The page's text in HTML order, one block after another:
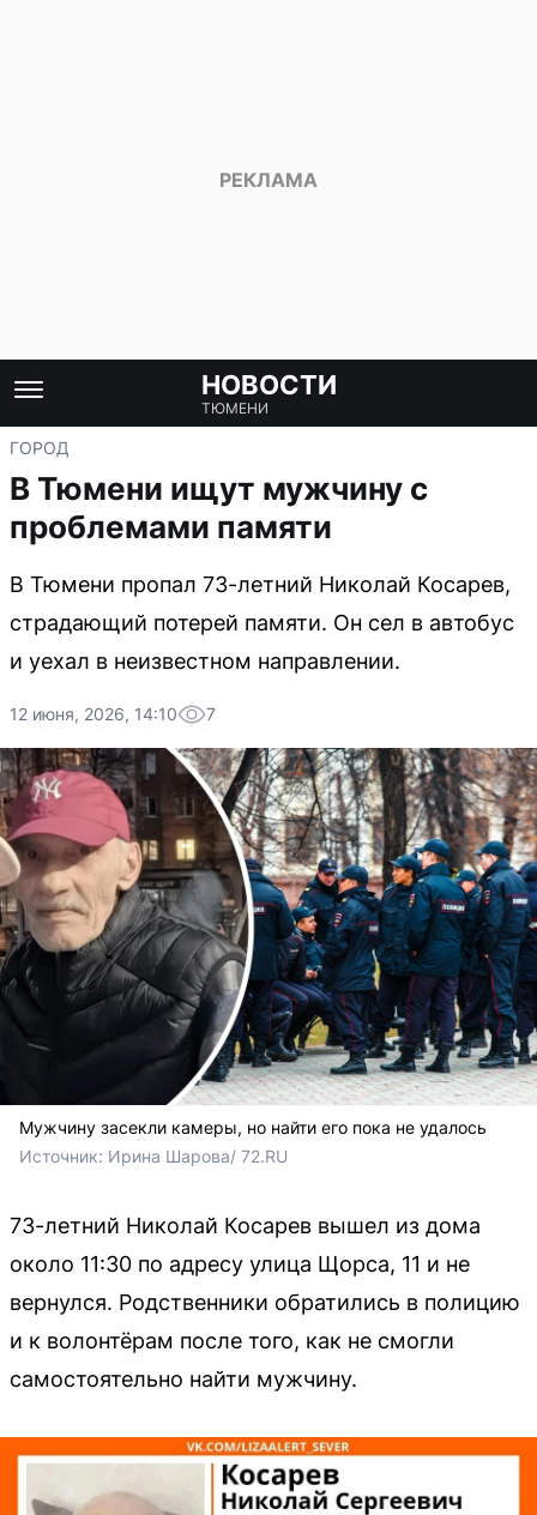
НОВОСТИ
ТЮМЕНИ
ГОРОД
В Тюмени ищут мужчину с
проблемами памяти
В Тюмени пропал 73-летний Николай Косарев,
страдающий потерей памяти. Он сел в автобус
и уехал в неизвестном направлении.
12 июня, 2026, 14:10 7
Мужчину засекли камеры, но найти его пока не удалось
Источник: Ирина Шарова/ 72.RU
73-летний Николай Косарев вышел из дома
около 11:30 по адресу улица Щорса, 11 и не
вернулся. Родственники обратились в полицию
и к волонтёрам после того, как не смогли
самостоятельно найти мужчину.